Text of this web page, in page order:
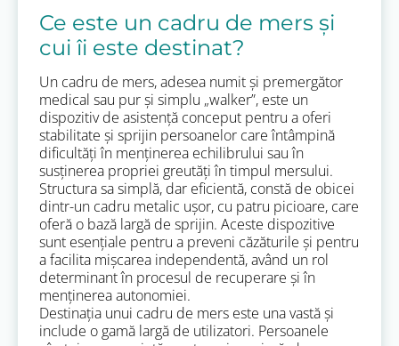
Ce este un cadru de mers și
cui îi este destinat?
Un cadru de mers, adesea numit și premergător
medical sau pur și simplu „walker”, este un
dispozitiv de asistență conceput pentru a oferi
stabilitate și sprijin persoanelor care întâmpină
dificultăți în menținerea echilibrului sau în
susținerea propriei greutăți în timpul mersului.
Structura sa simplă, dar eficientă, constă de obicei
dintr-un cadru metalic ușor, cu patru picioare, care
oferă o bază largă de sprijin. Aceste dispozitive
sunt esențiale pentru a preveni căzăturile și pentru
a facilita mișcarea independentă, având un rol
determinant în procesul de recuperare și în
menținerea autonomiei.
Destinația unui cadru de mers este una vastă și
include o gamă largă de utilizatori. Persoanele